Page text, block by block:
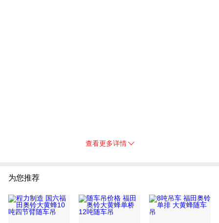
查看更多详情
为您推荐